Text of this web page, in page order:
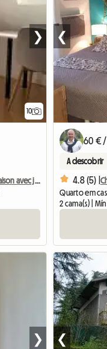
10
❯
Chambre lumineuse pour étudiant(e) dans maison avec jardin
❮
60 €
A descobrir
4.8 (5) |
Quarto em
2 cama(s) |
❯ ❮